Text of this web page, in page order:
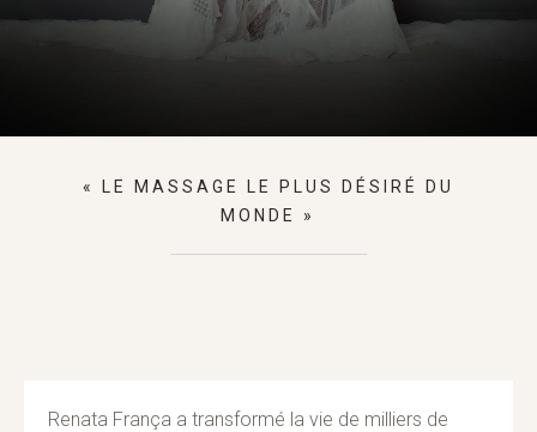
« LE MASSAGE LE PLUS DÉSIRÉ DU
MONDE »
Renata França a transformé la vie de milliers de